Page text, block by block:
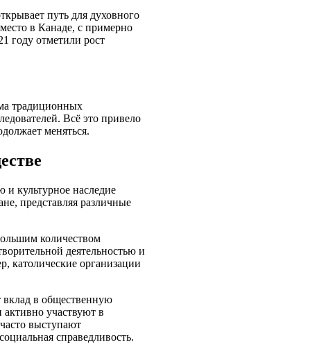
путь для духовного
в Канаде, с примерно
году отметили рост
традиционных
Всё это привело
меняться.
и культурное наследие
представляя различные
количеством
деятельностью и
организации
вклад в общественную
участвуют в
выступают
справедливость.